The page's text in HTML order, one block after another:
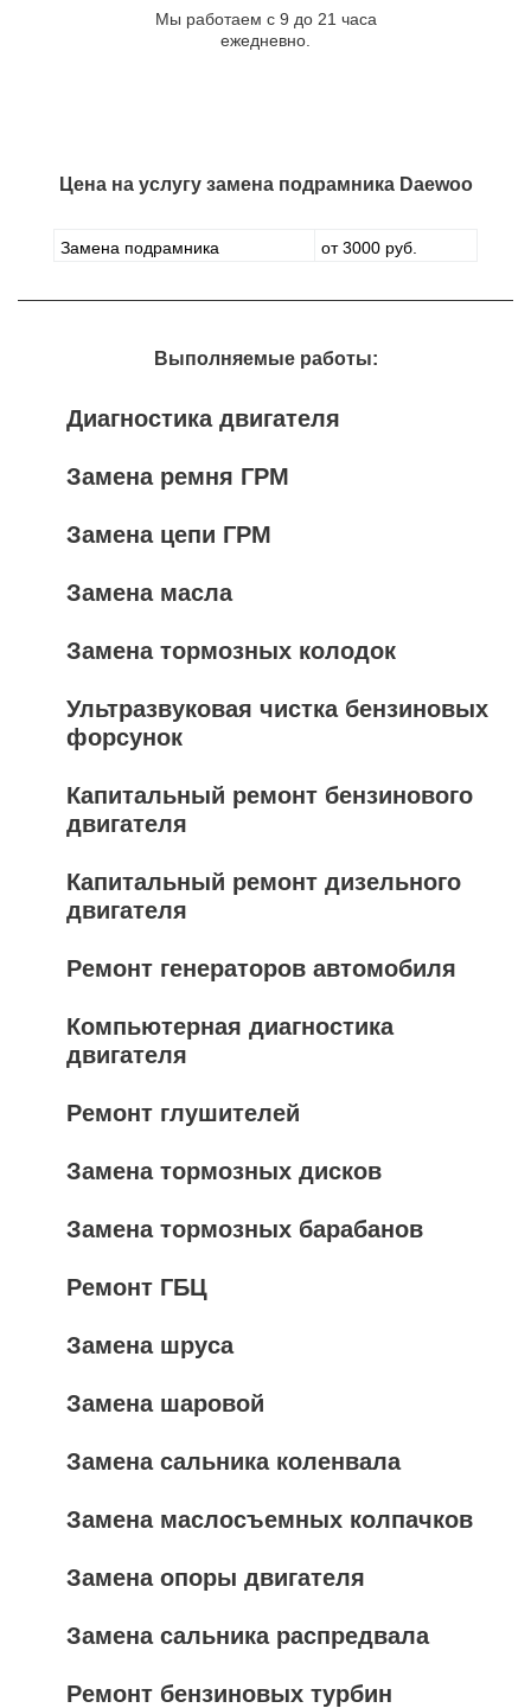
Мы работаем с 9 до 21 часа
ежедневно.
Цена на услугу замена подрамника Daewoo
Замена подрамника от 3000 руб.
Выполняемые работы:
Диагностика двигателя
Замена ремня ГРМ
Замена цепи ГРМ
Замена масла
Замена тормозных колодок
Ультразвуковая чистка бензиновых
форсунок
Капитальный ремонт бензинового
двигателя
Капитальный ремонт дизельного
двигателя
Ремонт генераторов автомобиля
Компьютерная диагностика
двигателя
Ремонт глушителей
Замена тормозных дисков
Замена тормозных барабанов
Ремонт ГБЦ
Замена шруса
Замена шаровой
Замена сальника коленвала
Замена маслосъемных колпачков
Замена опоры двигателя
Замена сальника распредвала
Ремонт бензиновых турбин